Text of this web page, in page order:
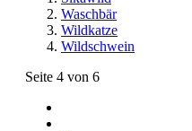
Waschbär
Wildkatze
Wildschwein
Seite 4 von 6